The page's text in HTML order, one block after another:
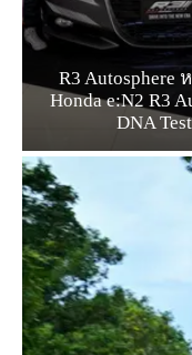
R3 Autosphere
Honda e:N2 R3
DNA